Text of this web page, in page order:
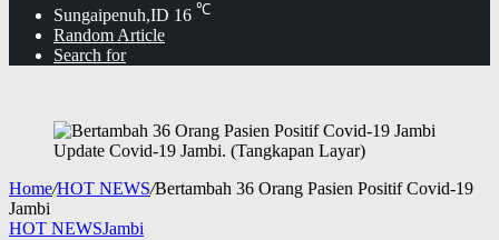
Sungaipenuh,ID 16 ℃
Random Article
Search for
Update Covid-19 Jambi. (Tangkapan Layar)
Home/HOT NEWS/Bertambah 36 Orang Pasien Positif Covid-19
Jambi
HOT NEWSJambi